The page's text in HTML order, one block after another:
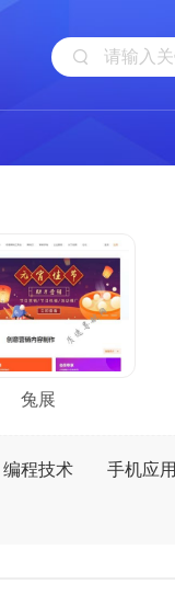
兔展
编程技术 手机应用